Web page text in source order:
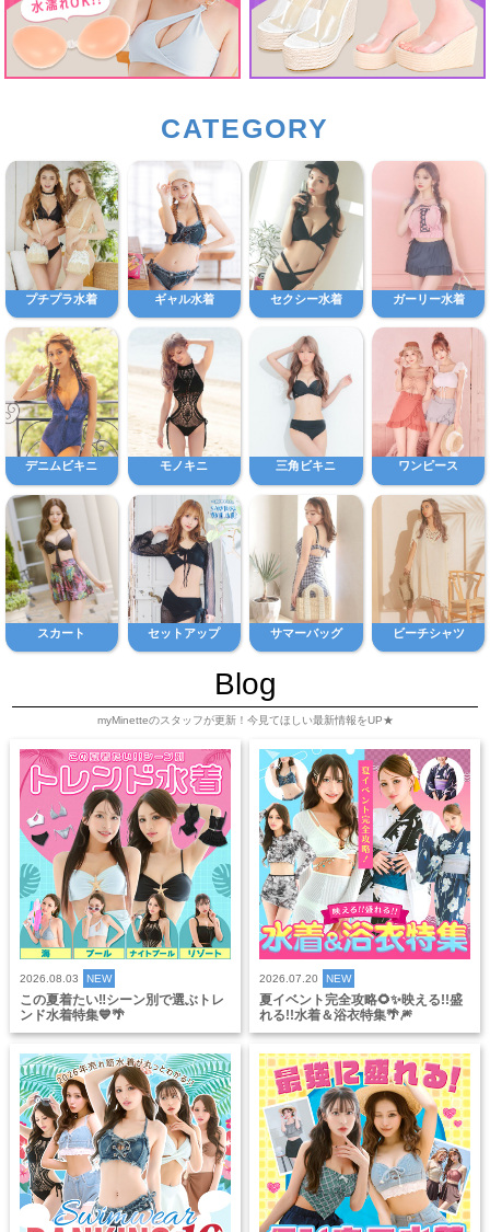
CATEGORY
プチプラ水着 ギャル水着 セクシー水着 ガーリー水着
デニムビキニ モノキニ 三角ビキニ ワンピース
スカート セットアップ サマーバッグ ビーチシャツ
Blog
myMinetteのスタッフが更新！今見てほしい最新情報をUP★
2026.08.03 NEW
この夏着たい‼️シーン別で選ぶトレ
ンド水着特集💙🌴
2026.07.20 NEW
夏イベント完全攻略🌻✨映える!!盛
れる!!水着＆浴衣特集🌴🎆